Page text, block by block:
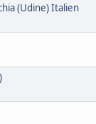
(Udine) Italien